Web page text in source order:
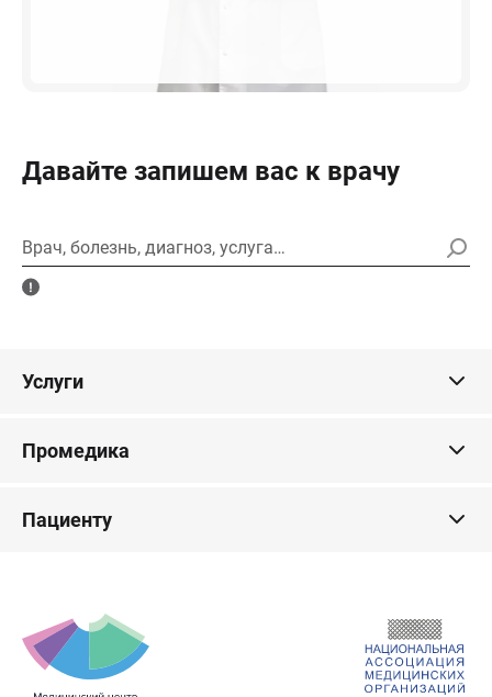
Давайте запишем вас к врачу
Врач, болезнь, диагноз, услуга…
Услуги
Промедика
Пациенту